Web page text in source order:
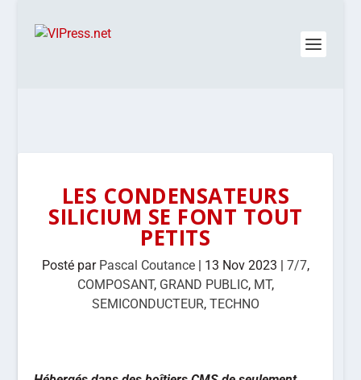
LES CONDENSATEURS
SILICIUM SE FONT TOUT
PETITS
Posté par Pascal Coutance| 13 Nov 2023 | 7/7,
COMPOSANT, GRAND PUBLIC, MT,
SEMICONDUCTEUR, TECHNO